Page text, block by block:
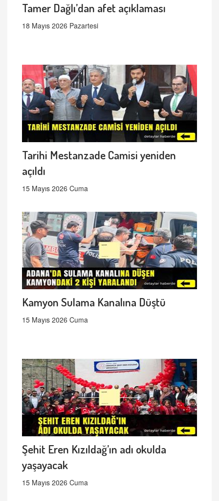
Tamer Dağlı’dan afet açıklaması
18 Mayıs 2026 Pazartesi
Tarihi Mestanzade Camisi yeniden
açıldı
15 Mayıs 2026 Cuma
Kamyon Sulama Kanalına Düştü
15 Mayıs 2026 Cuma
Şehit Eren Kızıldağ’ın adı okulda
yaşayacak
15 Mayıs 2026 Cuma